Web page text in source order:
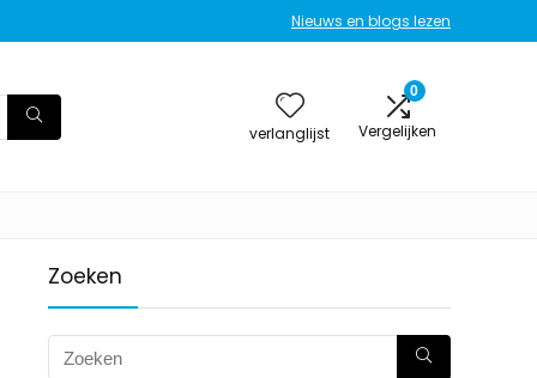
Nieuws en blogs lezen
verlanglijst
0
Vergelijken
Zoeken